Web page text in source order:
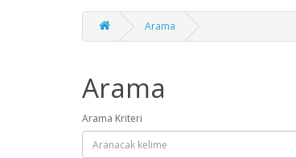
Arama
Arama
Arama Kriteri